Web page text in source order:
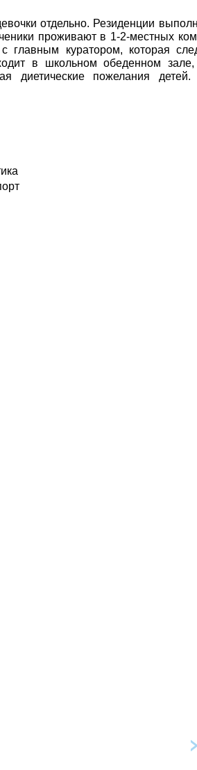
отдельно. Резиденции
проживают в 1-2-местных
главным куратором, которая
в школьном обеденном
диетические пожелания